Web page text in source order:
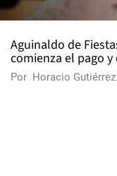
Aguinaldo de
comienza el pago
Por Horacio